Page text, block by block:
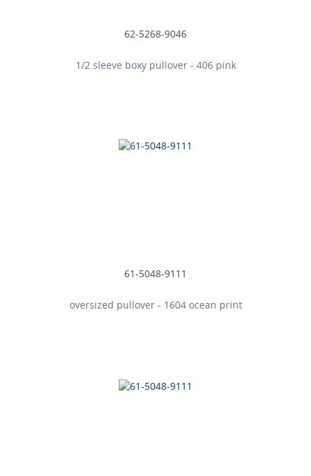
62-5268-9046
1/2 sleeve boxy pullover - 406 pink
61-5048-9111
oversized pullover - 1604 ocean print